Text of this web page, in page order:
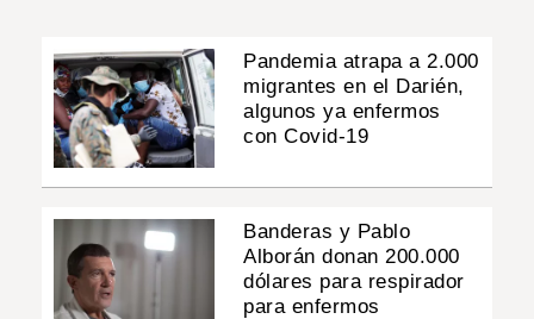
Pandemia atrapa a 2.000
migrantes en el Darién,
algunos ya enfermos
con Covid-19
Banderas y Pablo
Alborán donan 200.000
dólares para respirador
para enfermos